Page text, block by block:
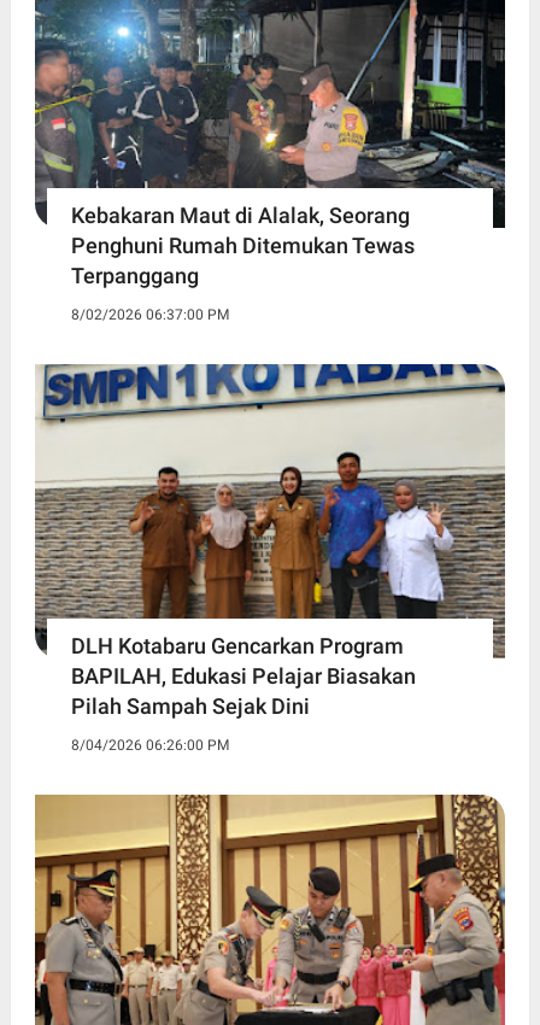
Kebakaran Maut di Alalak, Seorang
Penghuni Rumah Ditemukan Tewas
Terpanggang
8/02/2026 06:37:00 PM
DLH Kotabaru Gencarkan Program
BAPILAH, Edukasi Pelajar Biasakan
Pilah Sampah Sejak Dini
8/04/2026 06:26:00 PM